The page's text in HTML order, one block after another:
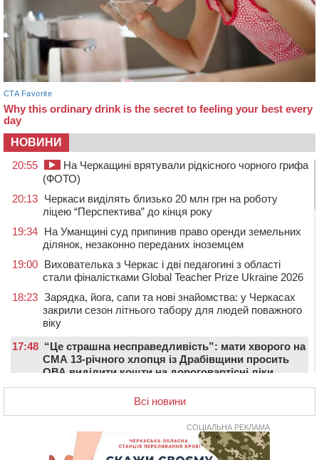
НОВИНИ
20:55
На Черкащині врятували рідкісного чорного грифа
(ФОТО)
20:13 Черкаси виділять близько 20 млн грн на роботу
ліцею “Перспектива” до кінця року
19:34 На Уманщині суд припинив право оренди земельних
ділянок, незаконно переданих іноземцем
19:00 Вихователька з Черкас і дві педагогині з області
стали фіналістками Global Teacher Prize Ukraine 2026
18:23 Зарядка, йога, сапи та нові знайомства: у Черкасах
закрили сезон літнього табору для людей поважного
віку
17:48 “Це страшна несправедливість”: мати хворого на
СМА 13-річного хлопця із Драбівщини просить
ОВА виділити кошти на дороговартісні ліки
На Уманщині судитимуть колишню очільницю відділу
освіти через закупівлю електрики за завищеною
У Черкасах провели в останню путь двох
загиблих воїнів
Всі новини
СОЦІАЛЬНА РЕКЛАМА